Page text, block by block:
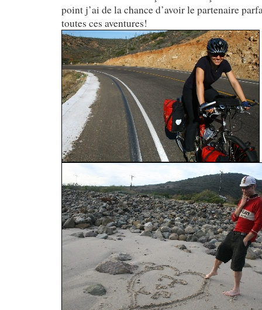
point j’ai de la chance d’avoir le partenaire
toutes ces aventures!